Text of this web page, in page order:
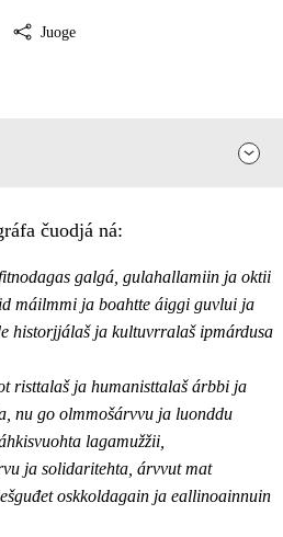
Juoge
čuodjá ná:
galgá, gulahallamiin ja oktii
máilmmi ja boahtte áiggi guvlui ja
historjjálaš ja kultuvrralaš ipmárdusa
risttalaš ja humanisttalaš árbbi ja
nu go olmmošárvvu ja luonddu
lagamužžii,
ja solidaritehta, árvvut mat
oskkoldagain ja eallinoainnuin